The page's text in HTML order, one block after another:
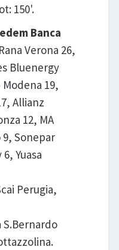
150'.
Banca
Verona 26,
Bluenergy
Modena 19,
Allianz
12, MA
9, Sonepar
Yuasa
Perugia,
S.Bernardo